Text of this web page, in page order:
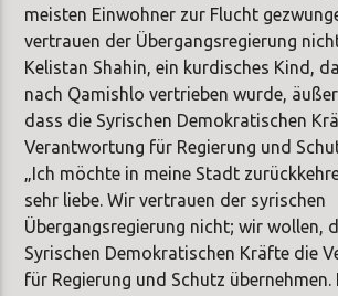
meisten Einwohner zur Flucht
vertrauen der Übergangsregierung
Kelistan Shahin, ein kurdisches Kind,
nach Qamishlo vertrieben wurde,
dass die Syrischen Demokratischen
Verantwortung für Regierung und
„Ich möchte in meine Stadt
sehr liebe. Wir vertrauen der syrischen
Übergangsregierung nicht; wir wollen,
Syrischen Demokratischen Kräfte die
für Regierung und Schutz